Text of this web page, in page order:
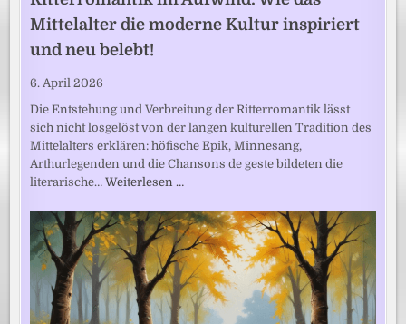
Mittelalter die moderne Kultur inspiriert
und neu belebt!
6. April 2026
Die Entstehung und Verbreitung der Ritterromantik lässt
sich nicht losgelöst von der langen kulturellen Tradition des
Mittelalters erklären: höfische Epik, Minnesang,
Arthurlegenden und die Chansons de geste bildeten die
literarische…Weiterlesen …